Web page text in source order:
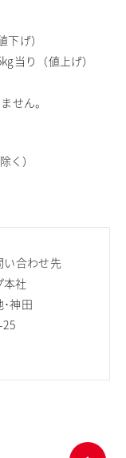
げ）
当り（値上げ）
せん。
く）
い合わせ先
本社
･神田
25